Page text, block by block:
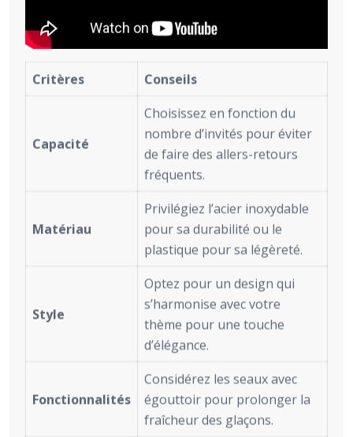
Critères Conseils
Capacité
Choisissez en fonction du
nombre d’invités pour éviter
de faire des allers-retours
fréquents.
Matériau
Privilégiez l’acier inoxydable
pour sa durabilité ou le
plastique pour sa légèreté.
Style
Optez pour un design qui
s’harmonise avec votre
thème pour une touche
d’élégance.
Fonctionnalités
Considérez les seaux avec
égouttoir pour prolonger la
fraîcheur des glaçons.